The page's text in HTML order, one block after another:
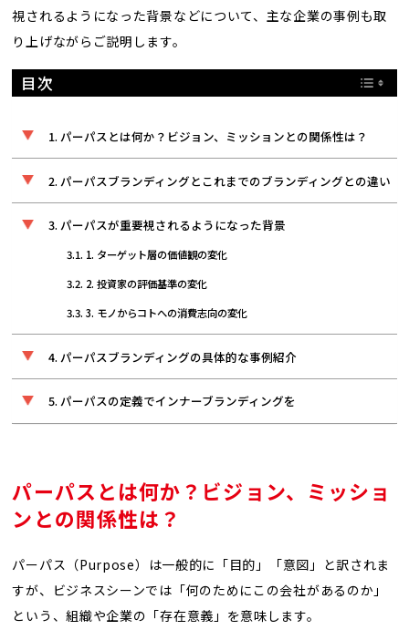
視されるようになった背景などについて、主な企業の事例も取
り上げながらご説明します。
目次
パーパスとは何か？ビジョン、ミッションとの関係性は？
パーパスブランディングとこれまでのブランディングとの違い
パーパスが重要視されるようになった背景
1. ターゲット層の価値観の変化
2. 投資家の評価基準の変化
3. モノからコトへの消費志向の変化
パーパスブランディングの具体的な事例紹介
パーパスの定義でインナーブランディングを
パーパスとは何か？ビジョン、ミッショ
ンとの関係性は？
パーパス（Purpose）は一般的に「目的」「意図」と訳されま
すが、ビジネスシーンでは「何のためにこの会社があるのか」
という、組織や企業の「存在意義」を意味します。